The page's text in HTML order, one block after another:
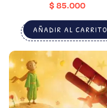
$85.000
AÑADIR AL CARRITO